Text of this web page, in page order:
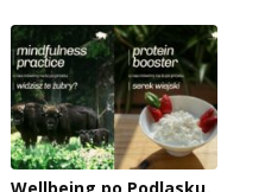
Wellbeing po Podlasku.